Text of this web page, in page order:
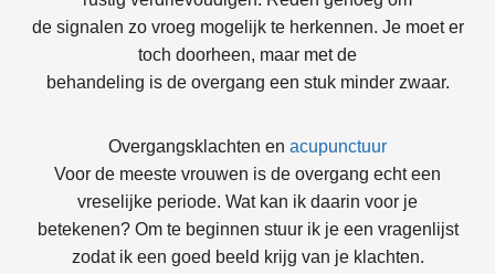
de signalen zo vroeg mogelijk te herkennen. Je moet er
toch doorheen, maar met de
behandeling is de overgang een stuk minder zwaar.
Overgangsklachten en acupunctuur
Voor de meeste vrouwen is de overgang echt een
vreselijke periode. Wat kan ik daarin voor je
betekenen? Om te beginnen stuur ik je een vragenlijst
zodat ik een goed beeld krijg van je klachten.